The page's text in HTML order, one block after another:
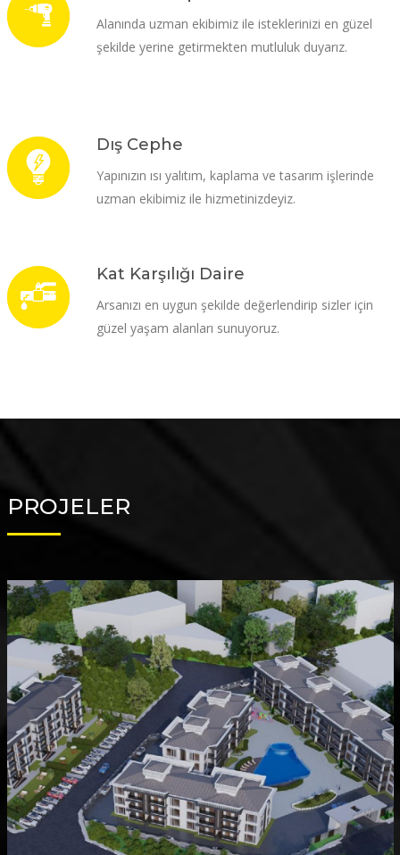
Alanında uzman ekibimiz ile isteklerinizi en güzel
şekilde yerine getirmekten mutluluk duyarız.
Dış Cephe
Yapınızın ısı yalıtım, kaplama ve tasarım işlerinde
uzman ekibimiz ile hizmetinizdeyiz.
Kat Karşılığı Daire
Arsanızı en uygun şekilde değerlendirip sizler için
güzel yaşam alanları sunuyoruz.
PROJELER